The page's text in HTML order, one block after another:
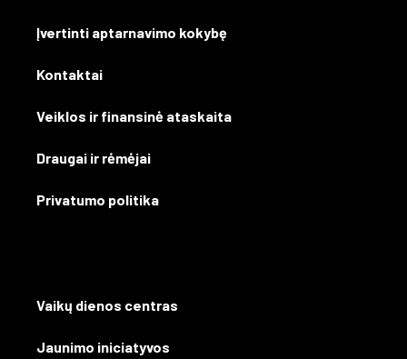
Įvertinti aptarnavimo kokybę
Kontaktai
Veiklos ir finansinė ataskaita
Draugai ir rėmėjai
Privatumo politika
Vaikų dienos centras
Jaunimo iniciatyvos